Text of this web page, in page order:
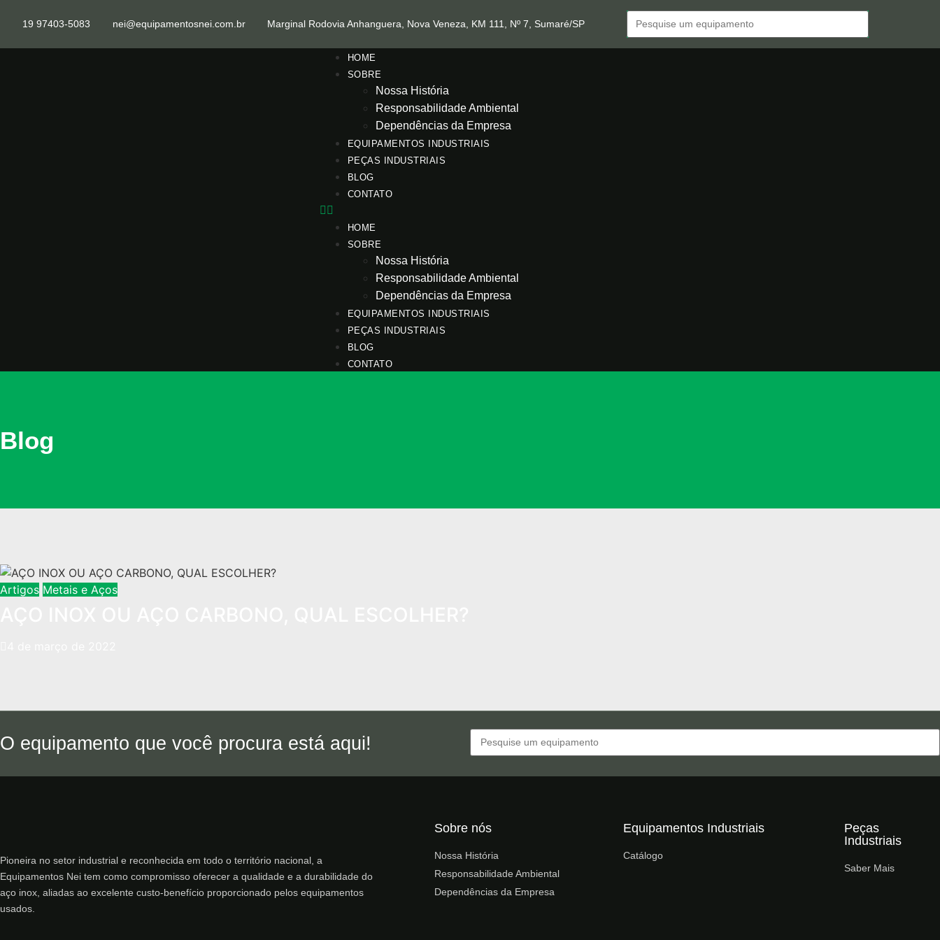
19 97403-5083 nei@equipamentosnei.com.br Marginal Rodovia Anhanguera, Nova Veneza, KM 111, Nº 7, Sumaré/SP
HOME
SOBRE
Nossa História
Responsabilidade Ambiental
Dependências da Empresa
EQUIPAMENTOS INDUSTRIAIS
PEÇAS INDUSTRIAIS
BLOG
CONTATO
HOME
SOBRE
Nossa História
Responsabilidade Ambiental
Dependências da Empresa
EQUIPAMENTOS INDUSTRIAIS
PEÇAS INDUSTRIAIS
BLOG
CONTATO
Blog
Artigos Metais e Aços
O equipamento que você procura está aqui!
Pioneira no setor industrial e reconhecida em todo o território nacional, a
Equipamentos Nei tem como compromisso oferecer a qualidade e a durabilidade do
aço inox, aliadas ao excelente custo-benefício proporcionado pelos equipamentos
usados.
Sobre nós
Nossa História
Responsabilidade Ambiental
Dependências da Empresa
Equipamentos Industriais
Catálogo
Peças
Industriais
Saber Mais